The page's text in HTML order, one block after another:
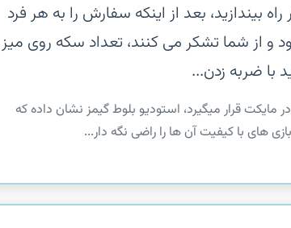
بعد از اینکه سفارش را به هر فرد
و از شما تشکر می کنند، تعداد سکه روی میز
با ضربه زدن...
قرار میگیرد، استودیو بلوط گیمز نشان داده که
های با کیفیت آن ها را راضی نگه دار...